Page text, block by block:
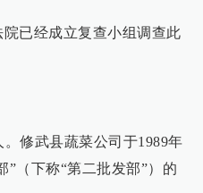
已经成立复查小组调查此
修武县蔬菜公司于1989年
（下称“第二批发部”）的